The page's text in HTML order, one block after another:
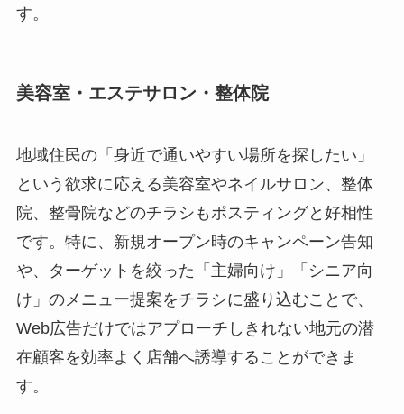
す。
美容室・エステサロン・整体院
地域住民の「身近で通いやすい場所を探したい」
という欲求に応える美容室やネイルサロン、整体
院、整骨院などのチラシもポスティングと好相性
です。特に、新規オープン時のキャンペーン告知
や、ターゲットを絞った「主婦向け」「シニア向
け」のメニュー提案をチラシに盛り込むことで、
Web広告だけではアプローチしきれない地元の潜
在顧客を効率よく店舗へ誘導することができま
す。